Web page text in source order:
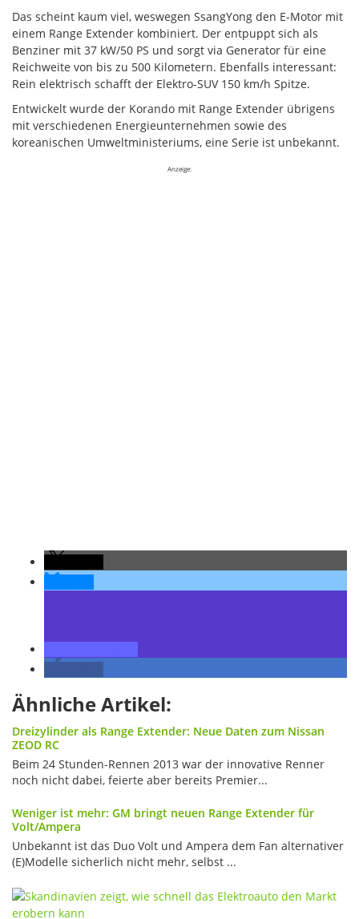
Das scheint kaum viel, weswegen SsangYong den E-Motor mit
einem Range Extender kombiniert. Der entpuppt sich als
Benziner mit 37 kW/50 PS und sorgt via Generator für eine
Reichweite von bis zu 500 Kilometern. Ebenfalls interessant:
Rein elektrisch schafft der Elektro-SUV 150 km/h Spitze.
Entwickelt wurde der Korando mit Range Extender übrigens
mit verschiedenen Energieunternehmen sowie des
koreanischen Umweltministeriums, eine Serie ist unbekannt.
Anzeige:
Ähnliche Artikel:
Dreizylinder als Range Extender: Neue Daten zum Nissan
ZEOD RC
Beim 24 Stunden-Rennen 2013 war der innovative Renner
noch nicht dabei, feierte aber bereits Premier...
Weniger ist mehr: GM bringt neuen Range Extender für
Volt/Ampera
Unbekannt ist das Duo Volt und Ampera dem Fan alternativer
(E)Modelle sicherlich nicht mehr, selbst ...